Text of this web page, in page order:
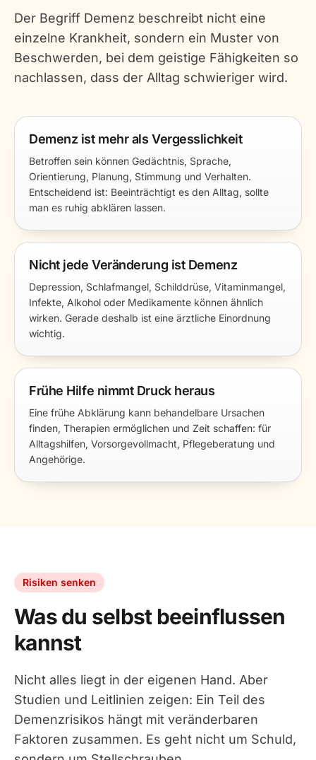
Der Begriff Demenz beschreibt nicht eine
einzelne Krankheit, sondern ein Muster von
Beschwerden, bei dem geistige Fähigkeiten so
nachlassen, dass der Alltag schwieriger wird.
Demenz ist mehr als Vergesslichkeit
Betroffen sein können Gedächtnis, Sprache,
Orientierung, Planung, Stimmung und Verhalten.
Entscheidend ist: Beeinträchtigt es den Alltag, sollte
man es ruhig abklären lassen.
Nicht jede Veränderung ist Demenz
Depression, Schlafmangel, Schilddrüse, Vitaminmangel,
Infekte, Alkohol oder Medikamente können ähnlich
wirken. Gerade deshalb ist eine ärztliche Einordnung
wichtig.
Frühe Hilfe nimmt Druck heraus
Eine frühe Abklärung kann behandelbare Ursachen
finden, Therapien ermöglichen und Zeit schaffen: für
Alltagshilfen, Vorsorgevollmacht, Pflegeberatung und
Angehörige.
Risiken senken
Was du selbst beeinflussen
kannst
Nicht alles liegt in der eigenen Hand. Aber
Studien und Leitlinien zeigen: Ein Teil des
Demenzrisikos hängt mit veränderbaren
Faktoren zusammen. Es geht nicht um Schuld,